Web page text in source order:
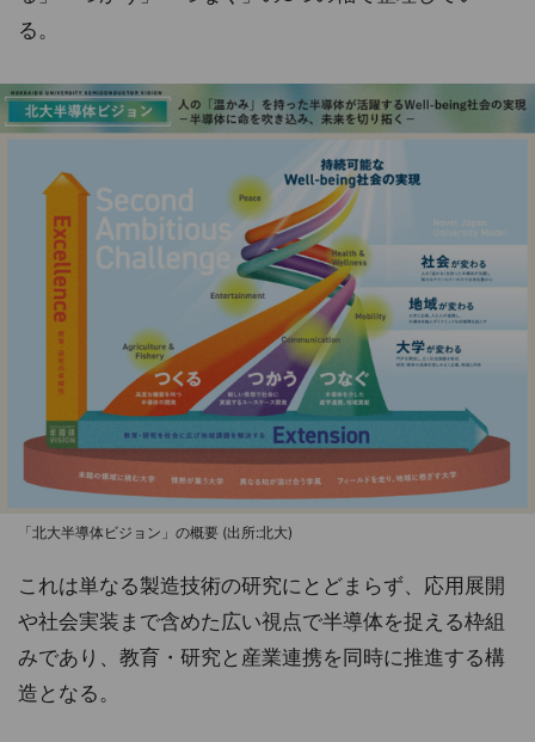
る。
「北大半導体ビジョン」の概要 (出所:北大)
これは単なる製造技術の研究にとどまらず、応用展開
や社会実装まで含めた広い視点で半導体を捉える枠組
みであり、教育・研究と産業連携を同時に推進する構
造となる。